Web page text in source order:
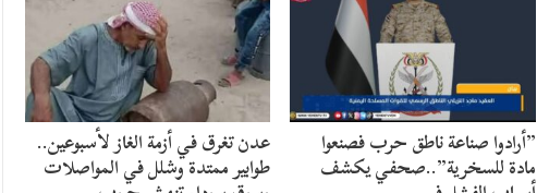
​”أرادوا صناعة ناطق حرب فصنعوا
مادة للسخرية”..صحفي يكشف
عدن تغرق في أزمة الغاز لأسبوعين..
طوابير ممتدة وشلل في المواصلات